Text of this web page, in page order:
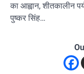
का आह्वान, शीतकालीन
पुष्कर सिंह…